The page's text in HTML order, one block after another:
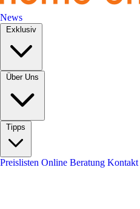
News
Exklusiv
Über Uns
Tipps
Preislisten Online Beratung Kontakt